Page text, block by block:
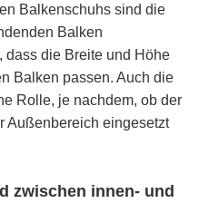
Balkenschuhs sind die
Balken
dass die Breite und Höhe
Balken passen. Auch die
Rolle, je nachdem, ob der
Außenbereich eingesetzt
zwischen innen- und